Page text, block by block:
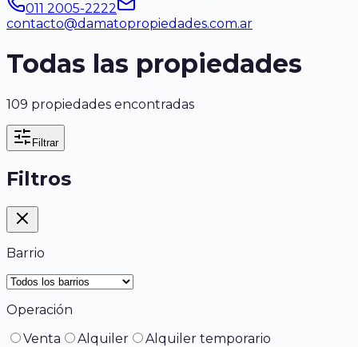
011 2005-2222
contacto@damatopropiedades.com.ar
Todas las propiedades
109 propiedades encontradas
Filtrar
Filtros
Barrio
Operación
Venta
Alquiler
Alquiler temporario